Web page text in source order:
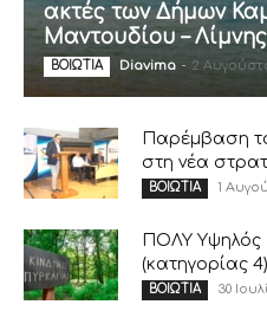
ακτές των Δήμων
Μαντουδίου –
ΒΟΙΩΤΙΑ Diavima - 2
Παρέμβαση
στη νέα
ΒΟΙΩΤΙΑ 1
ΠΟΛΥ Υψηλός
(κατηγορίας
ΒΟΙΩΤΙΑ 30